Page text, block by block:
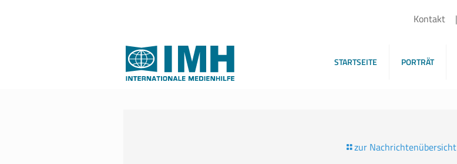
Kontakt
STARTSEITE PORTRÄT
zur Nachrichtenübersicht